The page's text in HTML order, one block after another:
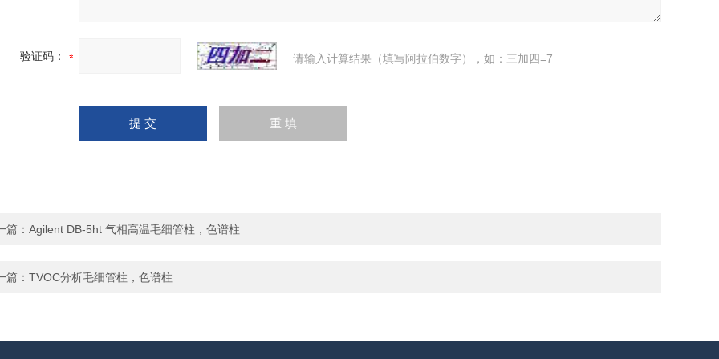
验证码： 请输入计算结果（填写阿拉伯数字），如：三加四=7
篇： Agilent DB-5ht 气相高温毛细管柱，色谱柱
篇： TVOC分析毛细管柱，色谱柱